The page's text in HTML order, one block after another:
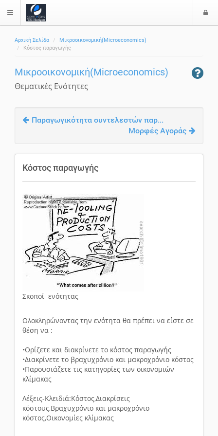
$langMenu
Αρχική Σελίδα
Μικροοικονομική(Microeconomics)
Κόστος παραγωγής
Μικροοικονομική(Microeconomics)
Θεματικές Ενότητες
Παραγωγικότητα συντελεστών παρ...
Μορφές Αγοράς
Κόστος παραγωγής
Σκοποί ενότητας
Ολοκληρώνοντας την ενότητα θα πρέπει να είστε σε
θέση να :
•Ορίζετε και διακρίνετε το κόστος παραγωγής
•Διακρίνετε το βραχυχρόνιο και μακροχρόνιο κόστος
•Παρουσιάζετε τις κατηγορίες των οικονομιών
κλίμακας
Λέξεις-Κλειδιά:Κόστος,Διακρίσεις
κόστους,Βραχυχρόνιο και μακροχρόνιο
κόστος,Οικονομίες κλίμακας